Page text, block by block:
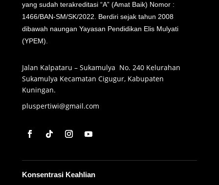
yang sudah terakreditasi “A” (Amat Baik) Nomor :
1466/BAN-SM/SK/2022. Berdiri sejak tahun 2008
dibawah naungan Yayasan Pendidikan Elis Mulyati
(YPEM).
Jalan Kalpataru – Sukamulya No. 240 Kelurahan
Sukamulya Kecamatan Cigugur, Kabupaten
Kuningan.
pluspertiwi@gmail.com
Konsentrasi Keahlian